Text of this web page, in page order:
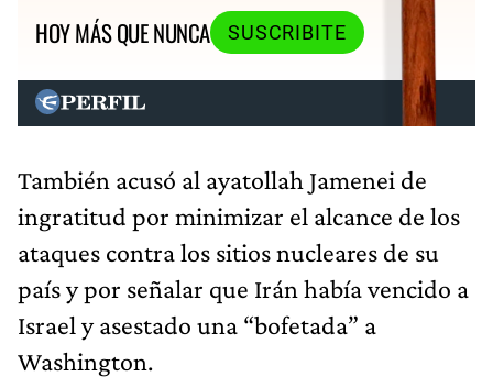
HOY MÁS QUE NUNCA
SUSCRIBITE
También acusó al ayatollah Jamenei de
ingratitud por minimizar el alcance de los
ataques contra los sitios nucleares de su
país y por señalar que Irán había vencido a
Israel y asestado una “bofetada” a
Washington.